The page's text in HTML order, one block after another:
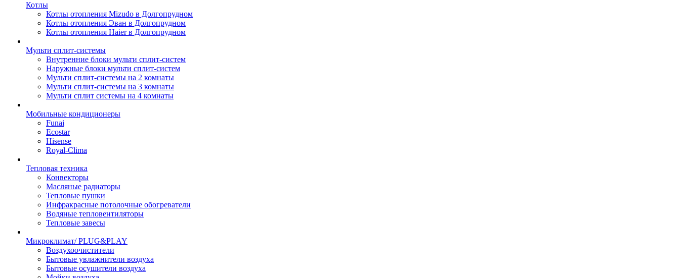
Котлы
Котлы отопления Mizudo в Долгопрудном
Котлы отопления Эван в Долгопрудном
Котлы отопления Haier в Долгопрудном
Мульти сплит-системы
Внутренние блоки мульти сплит-систем
Наружные блоки мульти сплит-систем
Мульти сплит-системы на 2 комнаты
Мульти сплит-системы на 3 комнаты
Мульти сплит системы на 4 комнаты
Мобильные кондиционеры
Funai
Ecostar
Hisense
Royal-Clima
Тепловая техника
Конвекторы
Масляные радиаторы
Тепловые пушки
Инфракрасные потолочные обогреватели
Водяные тепловентиляторы
Тепловые завесы
Микроклимат/ PLUG&PLAY
Воздухоочистители
Бытовые увлажнители воздуха
Бытовые осушители воздуха